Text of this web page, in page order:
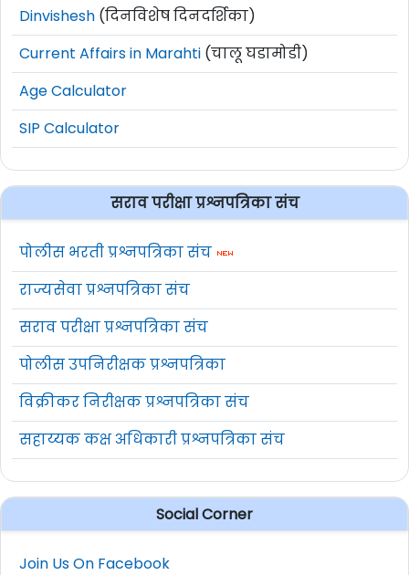
Dinvishesh (दिनविशेष दिनदर्शिका)
Current Affairs in Marahti (चालू घडामोडी)
Age Calculator
SIP Calculator
सराव परीक्षा प्रश्नपत्रिका संच
पोलीस भरती प्रश्नपत्रिका संच
राज्यसेवा प्रश्नपत्रिका संच
सराव परीक्षा प्रश्नपत्रिका संच
पोलीस उपनिरीक्षक प्रश्नपत्रिका
विक्रीकर निरीक्षक प्रश्नपत्रिका संच
सहाय्यक कक्ष अधिकारी प्रश्नपत्रिका संच
Social Corner
Join Us On Facebook